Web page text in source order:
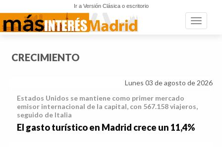
Ir a Versión Clásica o escritorio
Toggle
CRECIMIENTO
Lunes 03 de agosto de 2026
Estados Unidos se mantiene como primer mercado
emisor internacional de la capital, con 567.158 viajeros,
seguido de Italia
El gasto turístico en Madrid crece un 11,4%